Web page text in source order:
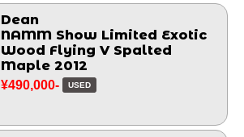
Dean
NAMM Show Limited Exotic
Wood Flying V Spalted
Maple 2012
¥490,000- USED